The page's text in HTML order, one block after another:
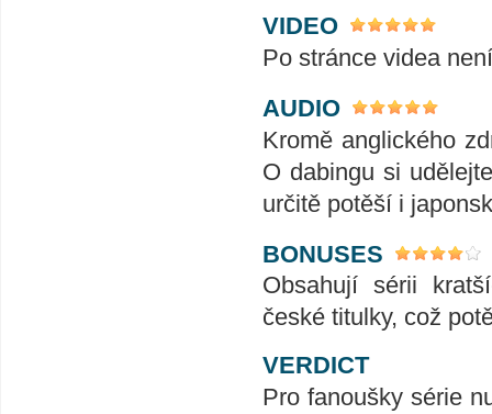
VIDEO
Po stránce videa
AUDIO
Kromě anglického
O dabingu si
určitě potěší i
BONUSES
Obsahují sérii
české titulky, což
VERDICT
Pro fanoušky série